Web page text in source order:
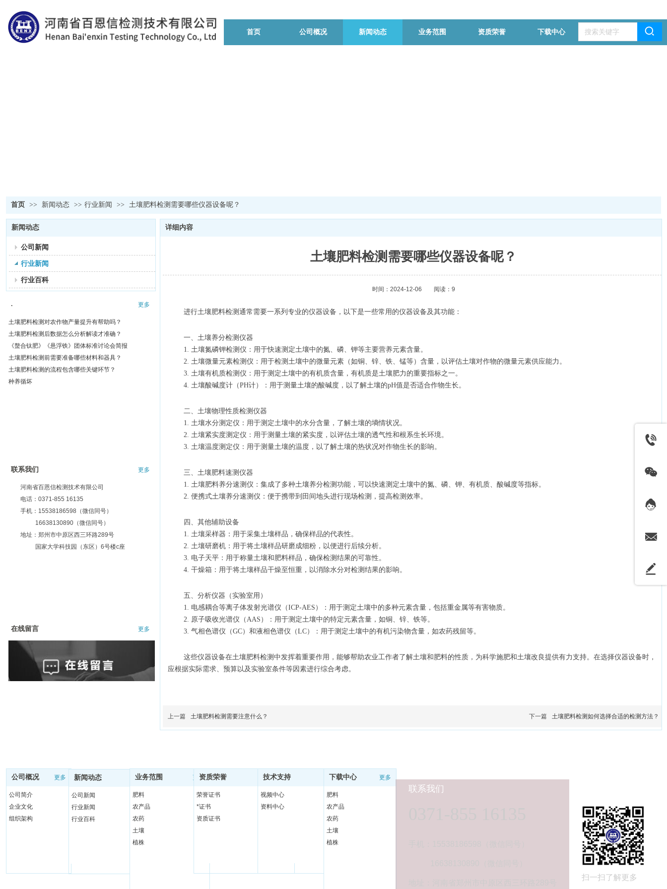
首页 公司概况 新闻动态 业务范围 资质荣誉 下载中心 联系我们
首页 >> 新闻动态 >> 行业新闻 >> 土壤肥料检测需要哪些仪器设备呢？
新闻动态
公司新闻
行业新闻
行业百科
. 更多
土壤肥料检测对农作物产量提升有帮助吗？
土壤肥料检测后数据怎么分析解读才准确？
《螯合钛肥》《悬浮铁》团体标准讨论会简报
土壤肥料检测前需要准备哪些材料和器具？
土壤肥料检测的流程包含哪些关键环节？
种养循坏
联系我们 更多
河南省百恩信检测技术有限公司
电话：0371-855 16135
手机：15538186598（微信同号）
16638130890（微信同号）
地址：郑州市中原区西三环路289号
国家大学科技园（东区）6号楼c座
在线留言 更多
详细内容
土壤肥料检测需要哪些仪器设备呢？
时间：2024-12-06 阅读：9
进行土壤肥料检测通常需要一系列专业的仪器设备，以下是一些常用的仪器设备及其功能：
一、土壤养分检测仪器
1. 土壤氮磷钾检测仪：用于快速测定土壤中的氮、磷、钾等主要营养元素含量。
2. 土壤微量元素检测仪：用于检测土壤中的微量元素（如铜、锌、铁、锰等）含量，以评估土壤对作物的微量元素供应能力。
3. 土壤有机质检测仪：用于测定土壤中的有机质含量，有机质是土壤肥力的重要指标之一。
4. 土壤酸碱度计（PH计）：用于测量土壤的酸碱度，以了解土壤的pH值是否适合作物生长。
二、土壤物理性质检测仪器
1. 土壤水分测定仪：用于测定土壤中的水分含量，了解土壤的墒情状况。
2. 土壤紧实度测定仪：用于测量土壤的紧实度，以评估土壤的透气性和根系生长环境。
3. 土壤温度测定仪：用于测量土壤的温度，以了解土壤的热状况对作物生长的影响。
三、土壤肥料速测仪器
1. 土壤肥料养分速测仪：集成了多种土壤养分检测功能，可以快速测定土壤中的氮、磷、钾、有机质、酸碱度等指标。
2. 便携式土壤养分速测仪：便于携带到田间地头进行现场检测，提高检测效率。
四、其他辅助设备
1. 土壤采样器：用于采集土壤样品，确保样品的代表性。
2. 土壤研磨机：用于将土壤样品研磨成细粉，以便进行后续分析。
3. 电子天平：用于称量土壤和肥料样品，确保检测结果的可靠性。
4. 干燥箱：用于将土壤样品干燥至恒重，以消除水分对检测结果的影响。
五、分析仪器（实验室用）
1. 电感耦合等离子体发射光谱仪（ICP-AES）：用于测定土壤中的多种元素含量，包括重金属等有害物质。
2. 原子吸收光谱仪（AAS）：用于测定土壤中的特定元素含量，如铜、锌、铁等。
3. 气相色谱仪（GC）和液相色谱仪（LC）：用于测定土壤中的有机污染物含量，如农药残留等。
这些仪器设备在土壤肥料检测中发挥着重要作用，能够帮助农业工作者了解土壤和肥料的性质，为科学施肥和土壤改良提供有力支持。在选择仪器设备时，
应根据实际需求、预算以及实验室条件等因素进行综合考虑。
上一篇 土壤肥料检测需要注意什么？ 下一篇 土壤肥料检测如何选择合适的检测方法？
联系我们
公司概况 更多
公司简介
企业文化
组织架构
新闻动态 更多
公司新闻
行业新闻
行业百科
业务范围 更多
肥料
农产品
农药
土壤
植株
资质荣誉 更多
荣誉证书
*证书
资质证书
技术支持 更多
视频中心
资料中心
下载中心 更多
肥料
农产品
农药
土壤
植株
扫一扫了解更多